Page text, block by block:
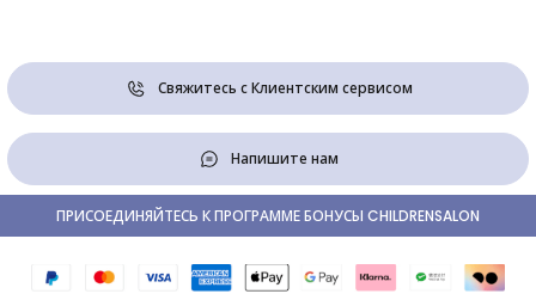
Свяжитесь с Клиентским сервисом
Напишите нам
ПРИСОЕДИНЯЙТЕСЬ К ПРОГРАММЕ БОНУСЫ CHILDRENSALON